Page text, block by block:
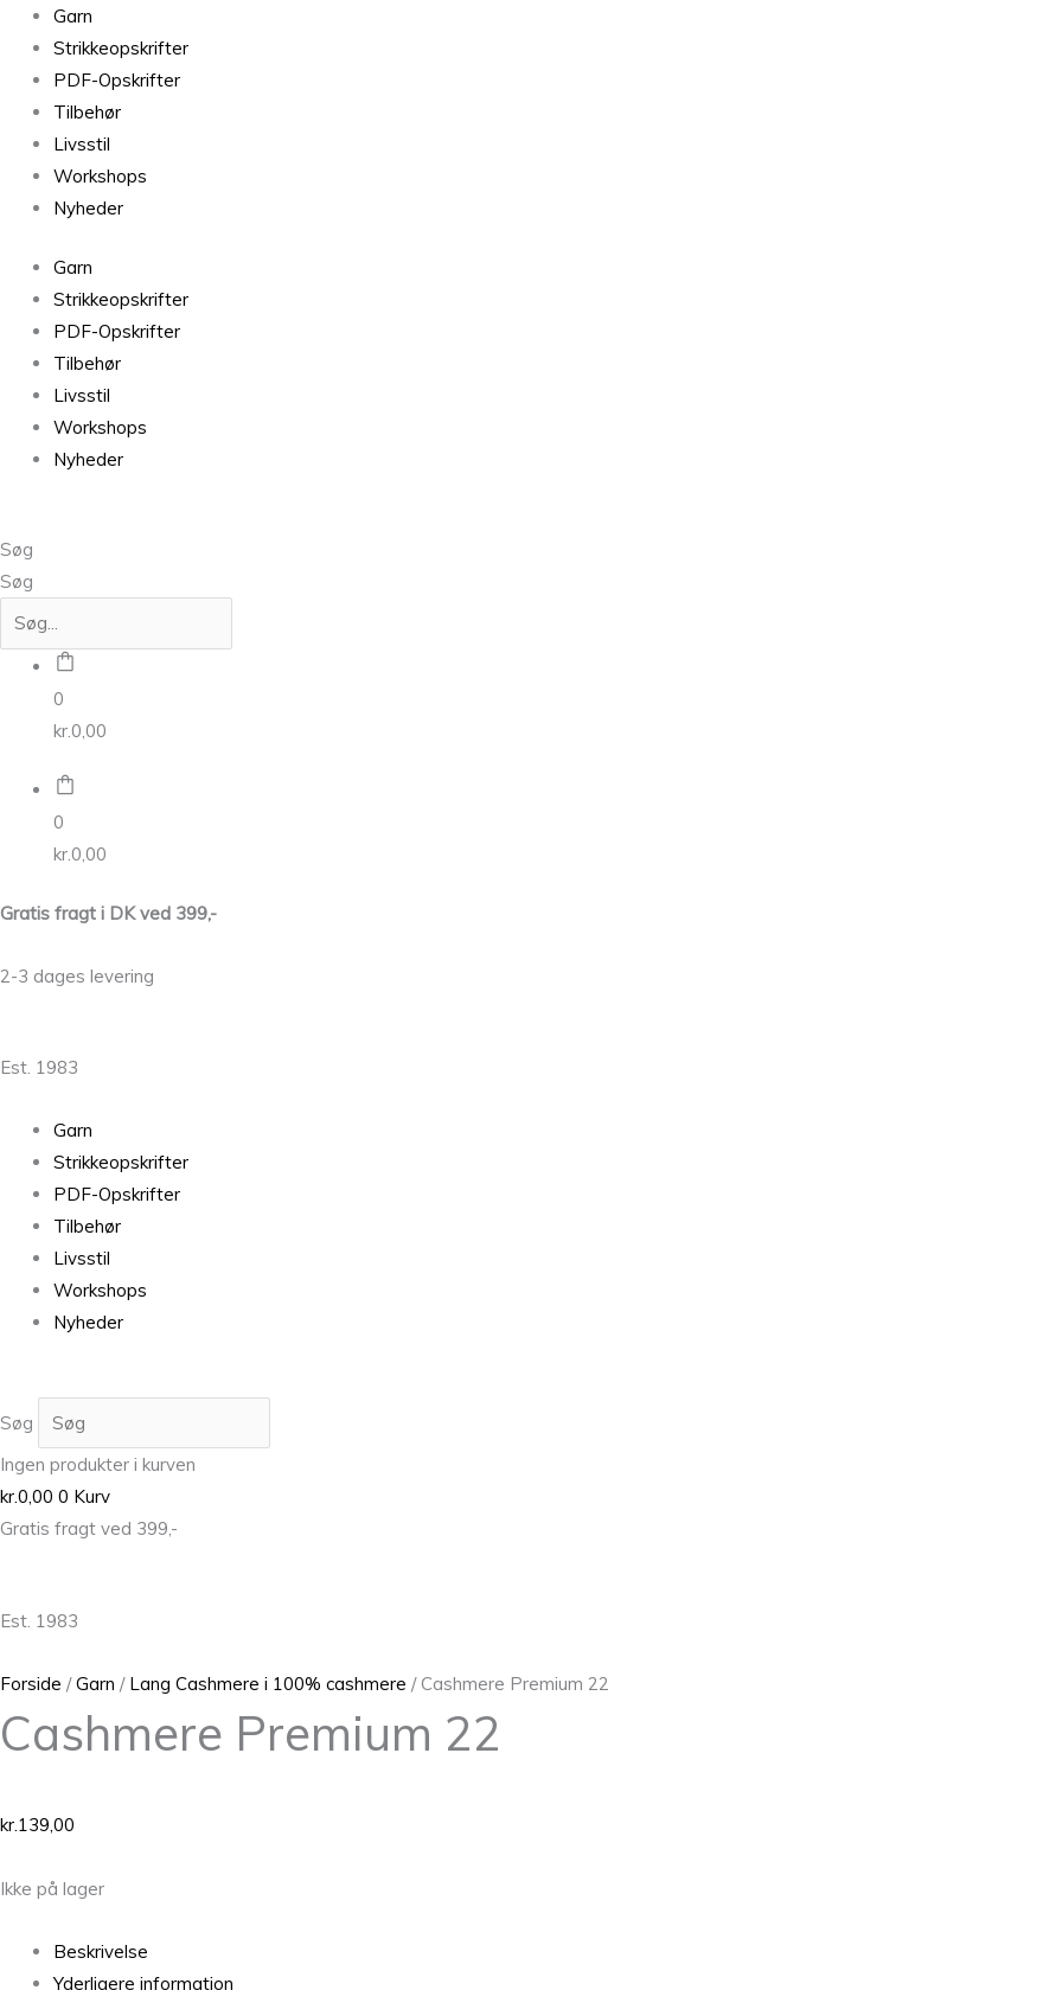
Garn
Strikkeopskrifter
PDF-Opskrifter
Tilbehør
Livsstil
Workshops
Nyheder
Garn
Strikkeopskrifter
PDF-Opskrifter
Tilbehør
Livsstil
Workshops
Nyheder
Søg
Søg
0
kr.0,00
0
kr.0,00
Gratis fragt i DK ved 399,-
2-3 dages levering
Est. 1983
Garn
Strikkeopskrifter
PDF-Opskrifter
Tilbehør
Livsstil
Workshops
Nyheder
Søg
Ingen produkter i kurven
kr.0,00 0 Kurv
Gratis fragt ved 399,-
Est. 1983
Forside /Garn / Lang Cashmere i 100% cashmere / Cashmere Premium 22
Cashmere Premium 22
kr.139,00
Ikke på lager
Beskrivelse
Yderligere information